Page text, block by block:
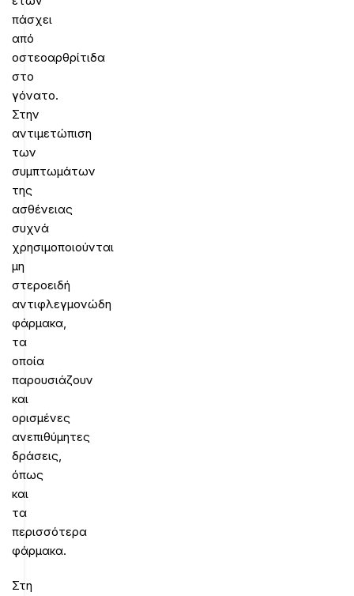
πάσχει
από
οστεοαρθρίτιδα
στο
γόνατο.
Στην
αντιμετώπιση
των
συμπτωμάτων
της
ασθένειας
συχνά
χρησιμοποιούνται
μη
στεροειδή
αντιφλεγμονώδη
φάρμακα,
τα
οποία
παρουσιάζουν
και
ορισμένες
ανεπιθύμητες
δράσεις,
όπως
και
τα
περισσότερα
φάρμακα.
Στη